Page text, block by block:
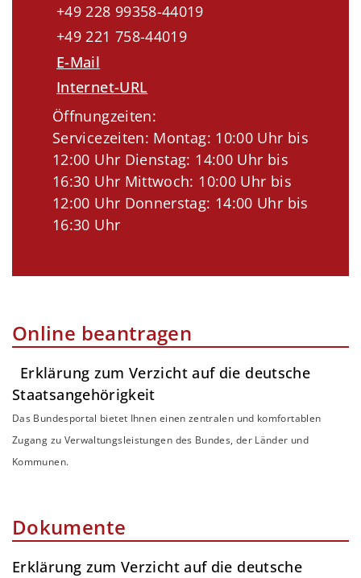
+49 228 99358-44019
+49 221 758-44019
E-Mail
Internet-URL
Öffnungzeiten:
Servicezeiten: Montag: 10:00 Uhr bis
12:00 Uhr Dienstag: 14:00 Uhr bis
16:30 Uhr Mittwoch: 10:00 Uhr bis
12:00 Uhr Donnerstag: 14:00 Uhr bis
16:30 Uhr
Online beantragen
Erklärung zum Verzicht auf die deutsche
Staatsangehörigkeit
Das Bundesportal bietet Ihnen einen zentralen und komfortablen
Zugang zu Verwaltungsleistungen des Bundes, der Länder und
Kommunen.
Dokumente
Erklärung zum Verzicht auf die deutsche